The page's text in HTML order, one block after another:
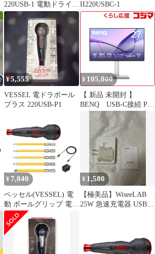
220USB-1 電動ドライバ
ー【新品・未使用】
II220USBC-1
¥5,555
VESSEL 電ドラボール
プラス 220USB-P1
¥ 105,000
【 新品 未開封 】
BENQ USB-C接続 PC
モニター ［27型 /
4K(3840×2160) / ワイド
/ 60Hz］ MA270UP 未
使用 送料無料
¥ 7,840
ベッセル(VESSEL) 電
動 ボールグリップ 電ド
ラボールⅡ ドライバー
ビッ
¥ 1,580
【極美品】WiseeLAB
25W 急速充電器 USB-C